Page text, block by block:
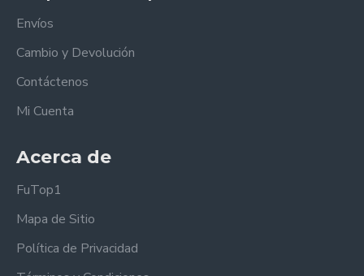
Envíos
Cambio y Devolución
Contáctenos
Mi Cuenta
Acerca de
FuTop1
Mapa de Sitio
Política de Privacidad